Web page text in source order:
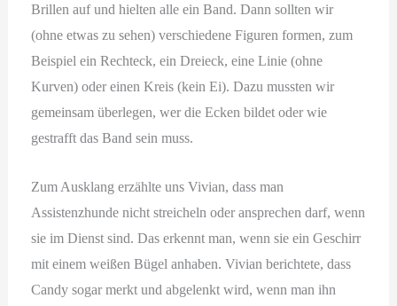
Brillen auf und hielten alle ein Band. Dann sollten wir
(ohne etwas zu sehen) verschiedene Figuren formen, zum
Beispiel ein Rechteck, ein Dreieck, eine Linie (ohne
Kurven) oder einen Kreis (kein Ei). Dazu mussten wir
gemeinsam überlegen, wer die Ecken bildet oder wie
gestrafft das Band sein muss.
Zum Ausklang erzählte uns Vivian, dass man
Assistenzhunde nicht streicheln oder ansprechen darf, wenn
sie im Dienst sind. Das erkennt man, wenn sie ein Geschirr
mit einem weißen Bügel anhaben. Vivian berichtete, dass
Candy sogar merkt und abgelenkt wird, wenn man ihn